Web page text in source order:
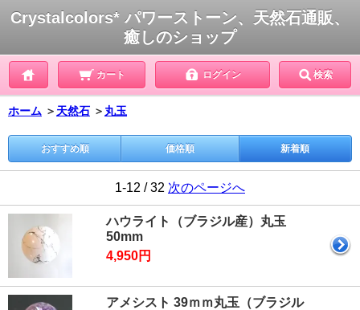
Crystalcolors* パワーストーン、天然石通販、
癒しのショップ
カート ログイン 検索
ホーム ＞ 天然石 ＞ 丸玉
おすすめ順 価格順 新着順
1-12 / 32 次のページへ
ハウライト（ブラジル産）丸玉
50mm
4,950円
アメシスト 39ｍｍ丸玉（ブラジル